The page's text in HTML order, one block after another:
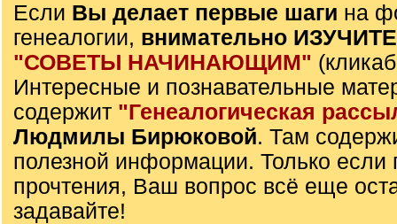
Если Вы делает первые шаги на
генеалогии, внимательно
"СОВЕТЫ НАЧИНАЮЩИМ"
Интересные и познавательные
содержит "Генеалогическая
Людмилы Бирюковой. Там
полезной информации. Только если
прочтения, Ваш вопрос всё еще
задавайте!